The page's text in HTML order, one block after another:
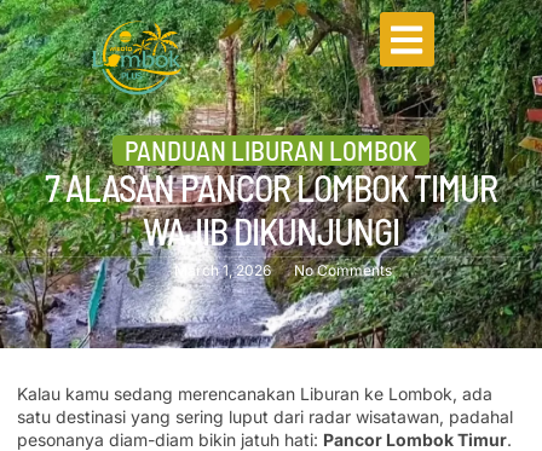
PANDUAN LIBURAN LOMBOK
7 ALASAN PANCOR LOMBOK TIMUR
WAJIB DIKUNJUNGI
March 1, 2026 No Comments
Kalau kamu sedang merencanakan Liburan ke Lombok, ada
satu destinasi yang sering luput dari radar wisatawan, padahal
pesonanya diam-diam bikin jatuh hati: Pancor Lombok Timur.